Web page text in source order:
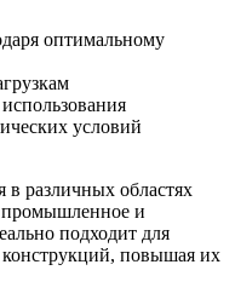
оптимальному
условий
в различных областях
промышленное и
подходит для
конструкций, повышая их